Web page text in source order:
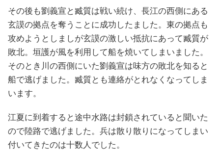
その後も劉義宣と臧質は戦い続け、長江の西側にある
玄謨の拠点を奪うことに成功したました。東の拠点も
攻めようとしましが玄謨の激しい抵抗にあって臧質が
敗北。垣護が風を利用して船を焼いてしまいました。
そのとき川の西側にいた劉義宣は味方の敗北を知ると
船で逃げました。臧質とも連絡がとれなくなってしま
います。
江夏に到着すると途中水路は封鎖されていると聞いた
ので陸路で逃げました。兵は散り散りになってしまい
付いてきたのは十数人でした。